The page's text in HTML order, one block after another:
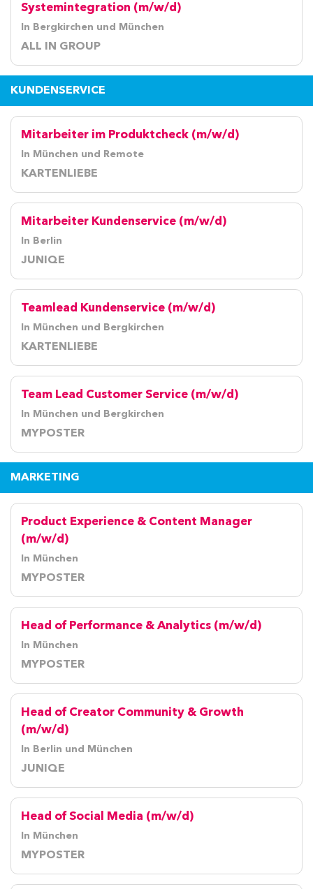
Systemintegration (m/w/d)
In Bergkirchen und München
ALL IN GROUP
KUNDENSERVICE
Mitarbeiter im Produktcheck (m/w/d)
In München und Remote
KARTENLIEBE
Mitarbeiter Kundenservice (m/w/d)
In Berlin
JUNIQE
Teamlead Kundenservice (m/w/d)
In München und Bergkirchen
KARTENLIEBE
Team Lead Customer Service (m/w/d)
In München und Bergkirchen
MYPOSTER
MARKETING
Product Experience & Content Manager
(m/w/d)
In München
MYPOSTER
Head of Performance & Analytics (m/w/d)
In München
MYPOSTER
Head of Creator Community & Growth
(m/w/d)
In Berlin und München
JUNIQE
Head of Social Media (m/w/d)
In München
MYPOSTER